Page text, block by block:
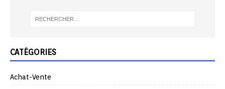
CATÉGORIES
Achat-Vente